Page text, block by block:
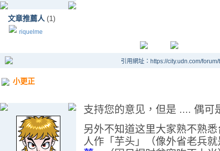
文章推薦人 (1)
riquelme
引用網址：https://city.udn.com/
小更正
支持您的意见，但是 .... 偶可
另外不知道这里大家熟不熟
人作「芋头」（像外省老兵